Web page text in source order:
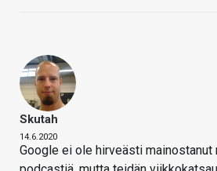
Skutah
14.6.2020
Google ei ole hirveästi mainostanut